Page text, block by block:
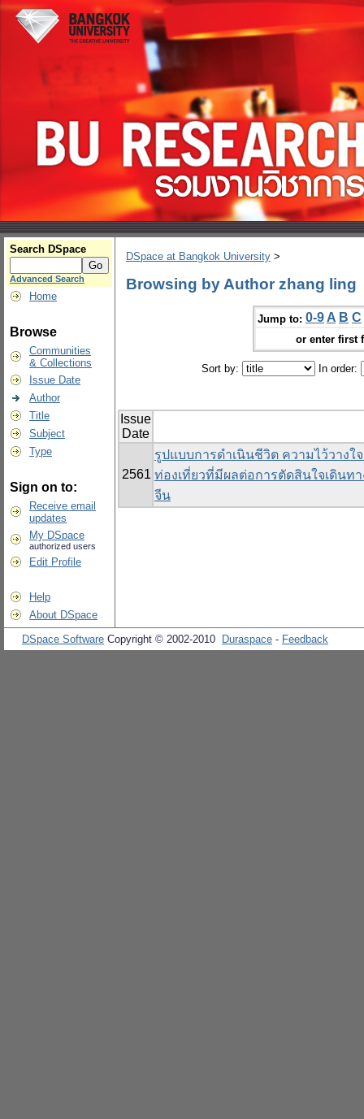
Search DSpace
Advanced Search
Home
Browse
Communities
& Collections
Issue Date
Author
Title
Subject
Type
Sign on to:
Receive email
updates
My DSpace
authorized users
Edit Profile
Help
About DSpace
DSpace at Bangkok University >
Browsing by Author zhang ling
Jump to: 0-9 A B C
or enter first
Sort by: In order:
Issue
Date
2561
รูปแบบการดำเนินชีวิต ความไว้วาง
ท่องเที่ยวที่มีผลต่อการตัดสินใจเดินท
จีน
DSpace Software Copyright © 2002-2010 Duraspace - Feedback